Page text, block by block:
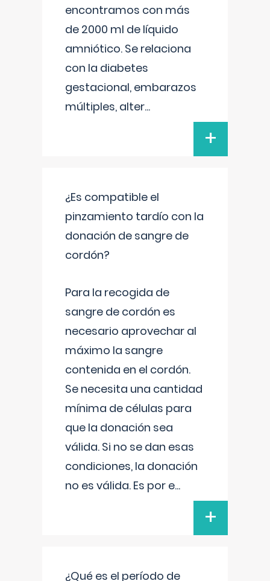
encontramos con más
de 2000 ml de líquido
amniótico. Se relaciona
con la diabetes
gestacional, embarazos
múltiples, alter...
+
¿Es compatible el
pinzamiento tardío con la
donación de sangre de
cordón?
Para la recogida de
sangre de cordón es
necesario aprovechar al
máximo la sangre
contenida en el cordón.
Se necesita una cantidad
mínima de células para
que la donación sea
válida. Si no se dan esas
condiciones, la donación
no es válida. Es por e...
+
¿Qué es el período de